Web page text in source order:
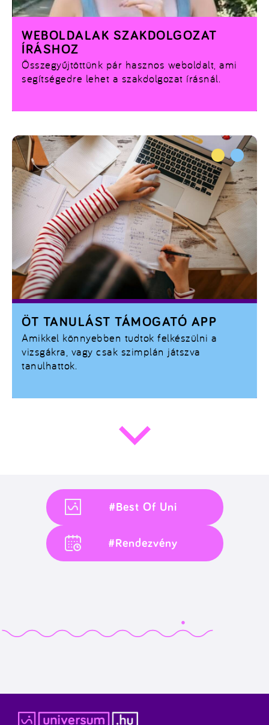
Összegyűjtöttünk pár hasznos weboldalt, ami
segítségedre lehet a szakdolgozat írásnál.
WEBOLDALAK SZAKDOLGOZAT
ÍRÁSHOZ
Amikkel könnyebben tudtok felkészülni a
vizsgákra, vagy csak szimplán játszva
tanulhattok.
ÖT TANULÁST TÁMOGATÓ APP
#Best Of Uni
#Rendezvény